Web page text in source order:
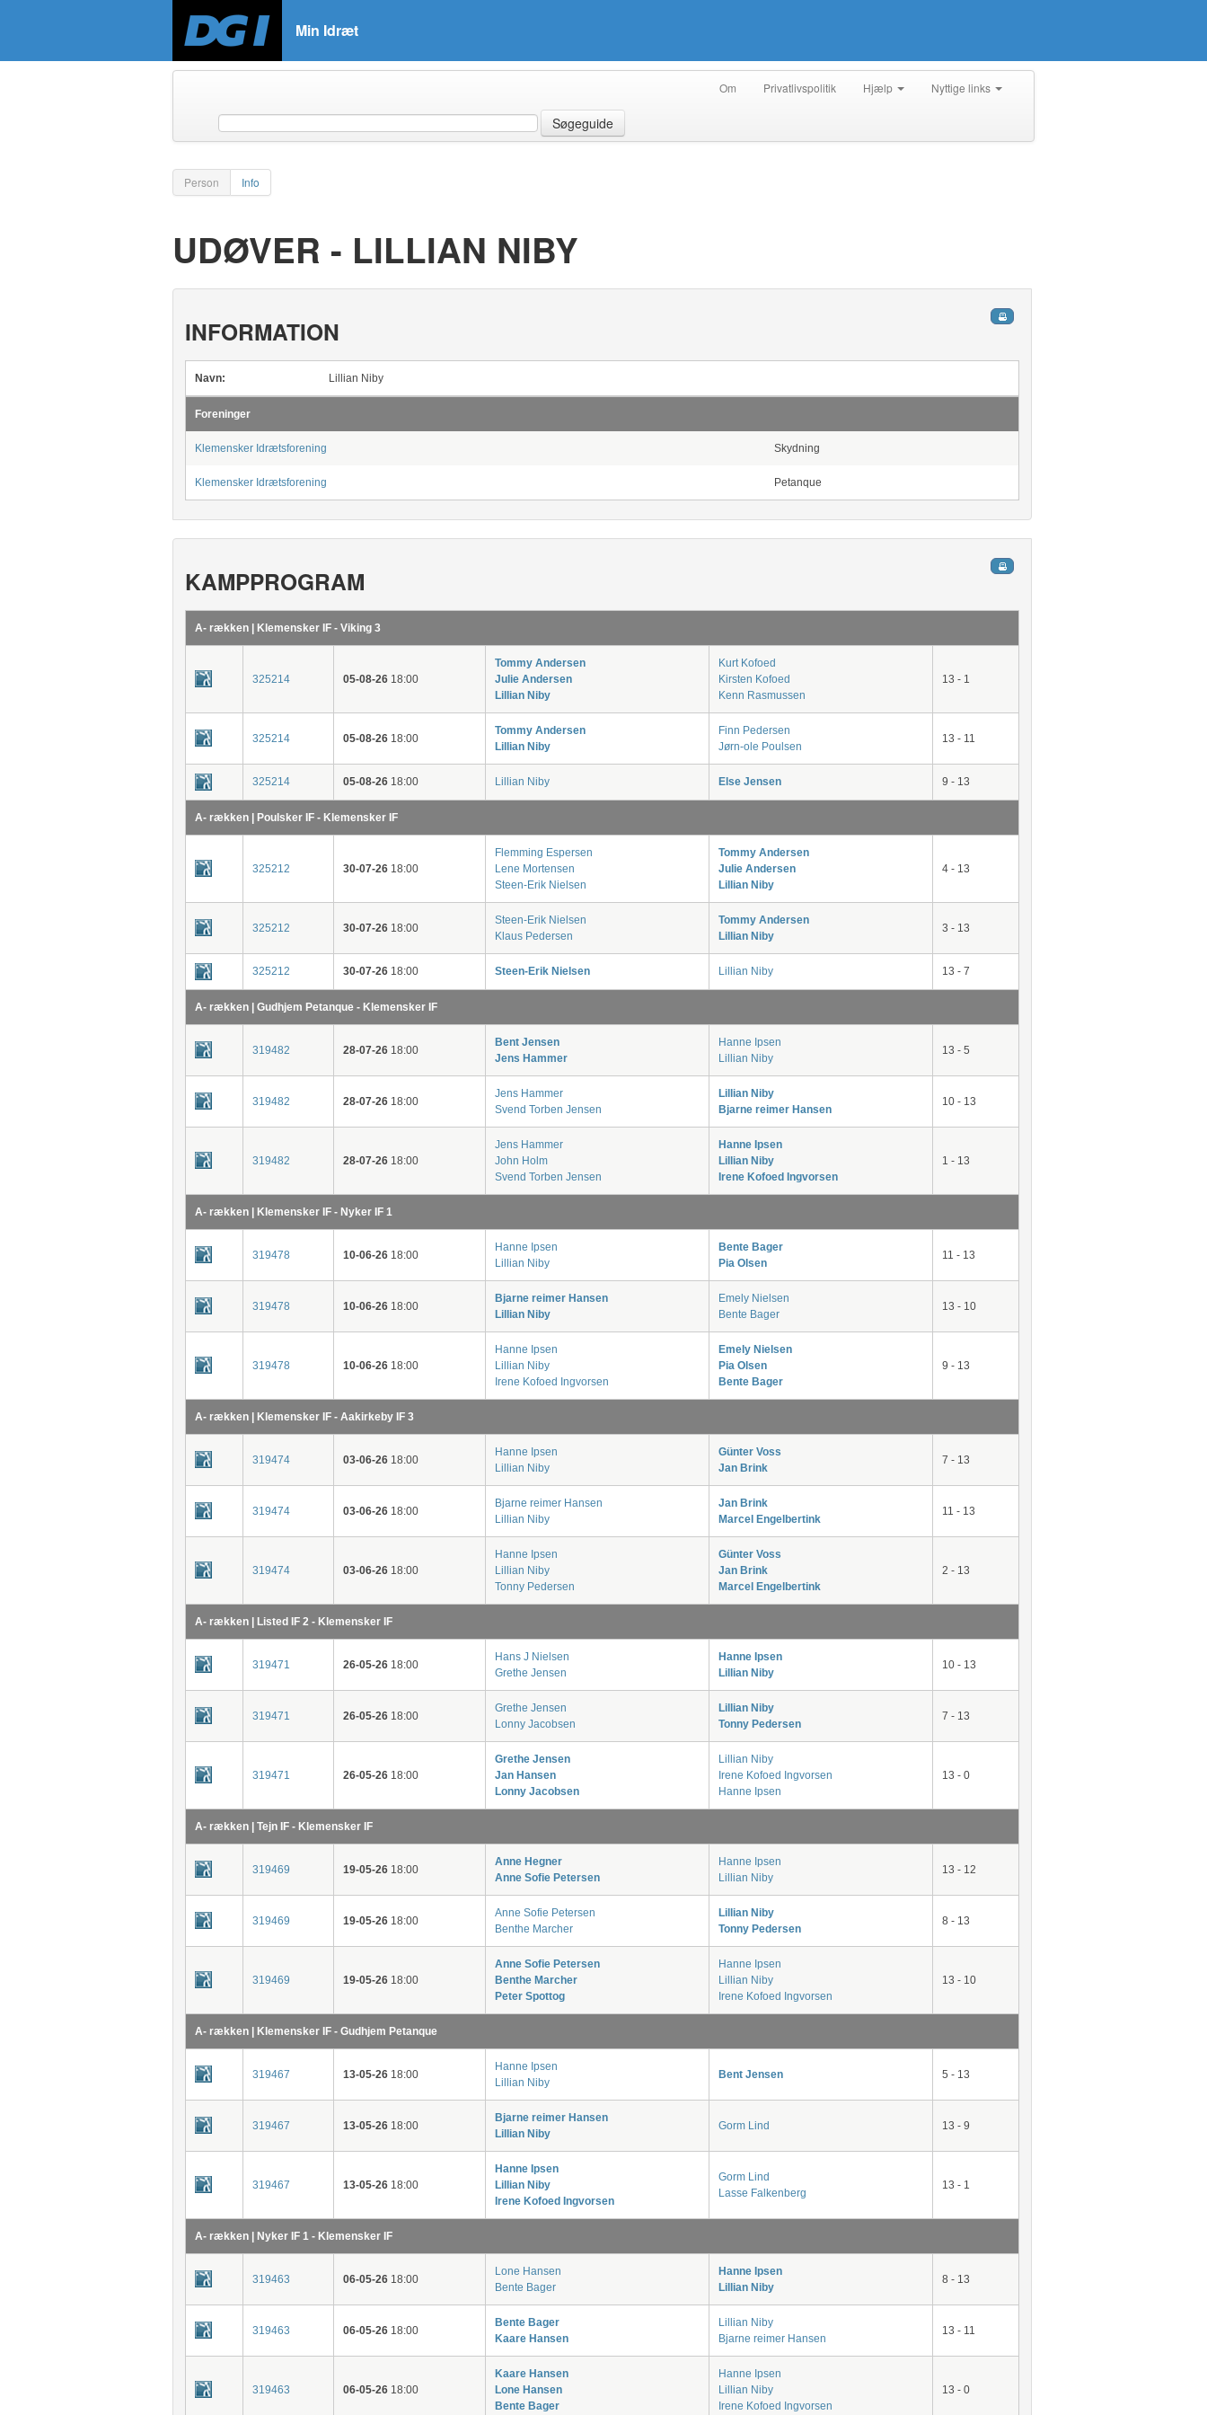
Min Idræt
Om Privatlivspolitik Hjælp Nyttige links
Søgeguide
Person Info
UDØVER - LILLIAN NIBY
INFORMATION
Navn: Lillian Niby
Foreninger
Klemensker Idrætsforening Skydning
Klemensker Idrætsforening Petanque
KAMPPROGRAM
A- rækken | Klemensker IF - Viking 3
325214 05-08-2618:00
Tommy Andersen
Julie Andersen
Lillian Niby
Kurt Kofoed
Kirsten Kofoed
Kenn Rasmussen
13 - 1
325214 05-08-2618:00
Tommy Andersen
Lillian Niby
Finn Pedersen
Jørn-ole Poulsen
13 - 11
325214 05-08-2618:00 Lillian Niby Else Jensen 9 - 13
A- rækken | Poulsker IF - Klemensker IF
325212 30-07-2618:00
Flemming Espersen
Lene Mortensen
Steen-Erik Nielsen
Tommy Andersen
Julie Andersen
Lillian Niby
4 - 13
325212 30-07-2618:00
Steen-Erik Nielsen
Klaus Pedersen
Tommy Andersen
Lillian Niby
3 - 13
325212 30-07-2618:00 Steen-Erik Nielsen Lillian Niby 13 - 7
A- rækken | Gudhjem Petanque - Klemensker IF
319482 28-07-2618:00
Bent Jensen
Jens Hammer
Hanne Ipsen
Lillian Niby
13 - 5
319482 28-07-2618:00
Jens Hammer
Svend Torben Jensen
Lillian Niby
Bjarne reimer Hansen
10 - 13
319482 28-07-2618:00
Jens Hammer
John Holm
Svend Torben Jensen
Hanne Ipsen
Lillian Niby
Irene Kofoed Ingvorsen
1 - 13
A- rækken | Klemensker IF - Nyker IF 1
319478 10-06-2618:00
Hanne Ipsen
Lillian Niby
Bente Bager
Pia Olsen
11 - 13
319478 10-06-2618:00
Bjarne reimer Hansen
Lillian Niby
Emely Nielsen
Bente Bager
13 - 10
319478 10-06-2618:00
Hanne Ipsen
Lillian Niby
Irene Kofoed Ingvorsen
Emely Nielsen
Pia Olsen
Bente Bager
9 - 13
A- rækken | Klemensker IF - Aakirkeby IF 3
319474 03-06-2618:00
Hanne Ipsen
Lillian Niby
Günter Voss
Jan Brink
7 - 13
319474 03-06-2618:00
Bjarne reimer Hansen
Lillian Niby
Jan Brink
Marcel Engelbertink
11 - 13
319474 03-06-2618:00
Hanne Ipsen
Lillian Niby
Tonny Pedersen
Günter Voss
Jan Brink
Marcel Engelbertink
2 - 13
A- rækken | Listed IF 2 - Klemensker IF
319471 26-05-2618:00
Hans J Nielsen
Grethe Jensen
Hanne Ipsen
Lillian Niby
10 - 13
319471 26-05-2618:00
Grethe Jensen
Lonny Jacobsen
Lillian Niby
Tonny Pedersen
7 - 13
319471 26-05-2618:00
Grethe Jensen
Jan Hansen
Lonny Jacobsen
Lillian Niby
Irene Kofoed Ingvorsen
Hanne Ipsen
13 - 0
A- rækken | Tejn IF - Klemensker IF
319469 19-05-2618:00
Anne Hegner
Anne Sofie Petersen
Hanne Ipsen
Lillian Niby
13 - 12
319469 19-05-2618:00
Anne Sofie Petersen
Benthe Marcher
Lillian Niby
Tonny Pedersen
8 - 13
319469 19-05-2618:00
Anne Sofie Petersen
Benthe Marcher
Peter Spottog
Hanne Ipsen
Lillian Niby
Irene Kofoed Ingvorsen
13 - 10
A- rækken | Klemensker IF - Gudhjem Petanque
319467 13-05-2618:00
Hanne Ipsen
Lillian Niby
Bent Jensen 5 - 13
319467 13-05-2618:00
Bjarne reimer Hansen
Lillian Niby
Gorm Lind 13 - 9
319467 13-05-2618:00
Hanne Ipsen
Lillian Niby
Irene Kofoed Ingvorsen
Gorm Lind
Lasse Falkenberg
13 - 1
A- rækken | Nyker IF 1 - Klemensker IF
319463 06-05-2618:00
Lone Hansen
Bente Bager
Hanne Ipsen
Lillian Niby
8 - 13
319463 06-05-2618:00
Bente Bager
Kaare Hansen
Lillian Niby
Bjarne reimer Hansen
13 - 11
319463 06-05-2618:00
Kaare Hansen
Lone Hansen
Bente Bager
Hanne Ipsen
Lillian Niby
Irene Kofoed Ingvorsen
13 - 0